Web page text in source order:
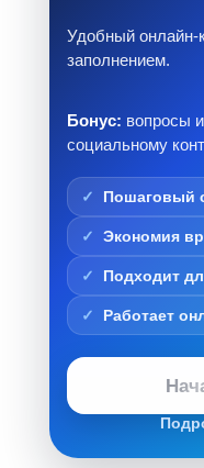
Удобный онлайн-
заполнением.
Бонус: вопросы
социальному
Пошаговый
Экономия
Подходит
Работает